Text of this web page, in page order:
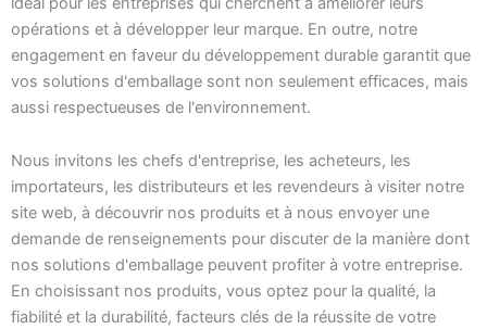
opérations et à développer leur marque. En outre, notre
engagement en faveur du développement durable garantit que
vos solutions d'emballage sont non seulement efficaces, mais
aussi respectueuses de l'environnement.
Nous invitons les chefs d'entreprise, les acheteurs, les
importateurs, les distributeurs et les revendeurs à visiter notre
site web, à découvrir nos produits et à nous envoyer une
demande de renseignements pour discuter de la manière dont
nos solutions d'emballage peuvent profiter à votre entreprise.
En choisissant nos produits, vous optez pour la qualité, la
fiabilité et la durabilité, facteurs clés de la réussite de votre